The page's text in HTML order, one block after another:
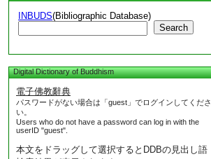
INBUDS(Bibliographic Database)
Search
Digital Dictionary of Buddhism
電子佛教辭典
パスワードがない場合は「guest」でログインしてくださ
い。
Users who do not have a password can log in with the
userID "guest".
本文をドラッグして選択するとDDBの見出し語